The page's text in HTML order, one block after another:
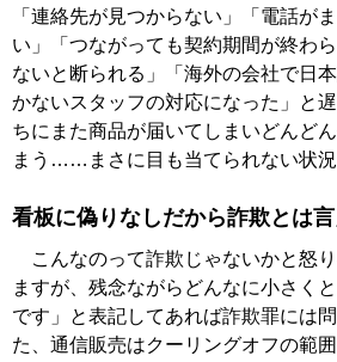
「連絡先が見つからない」「電話が
い」「つながっても契約期間が終わ
ないと断られる」「海外の会社で日
かないスタッフの対応になった」と
ちにまた商品が届いてしまいどんど
まう……まさに目も当てられない状況
看板に偽りなしだから詐欺とは
こんなのって詐欺じゃないかと怒
ますが、残念ながらどんなに小さく
です」と表記してあれば詐欺罪には
た、通信販売はクーリングオフの範